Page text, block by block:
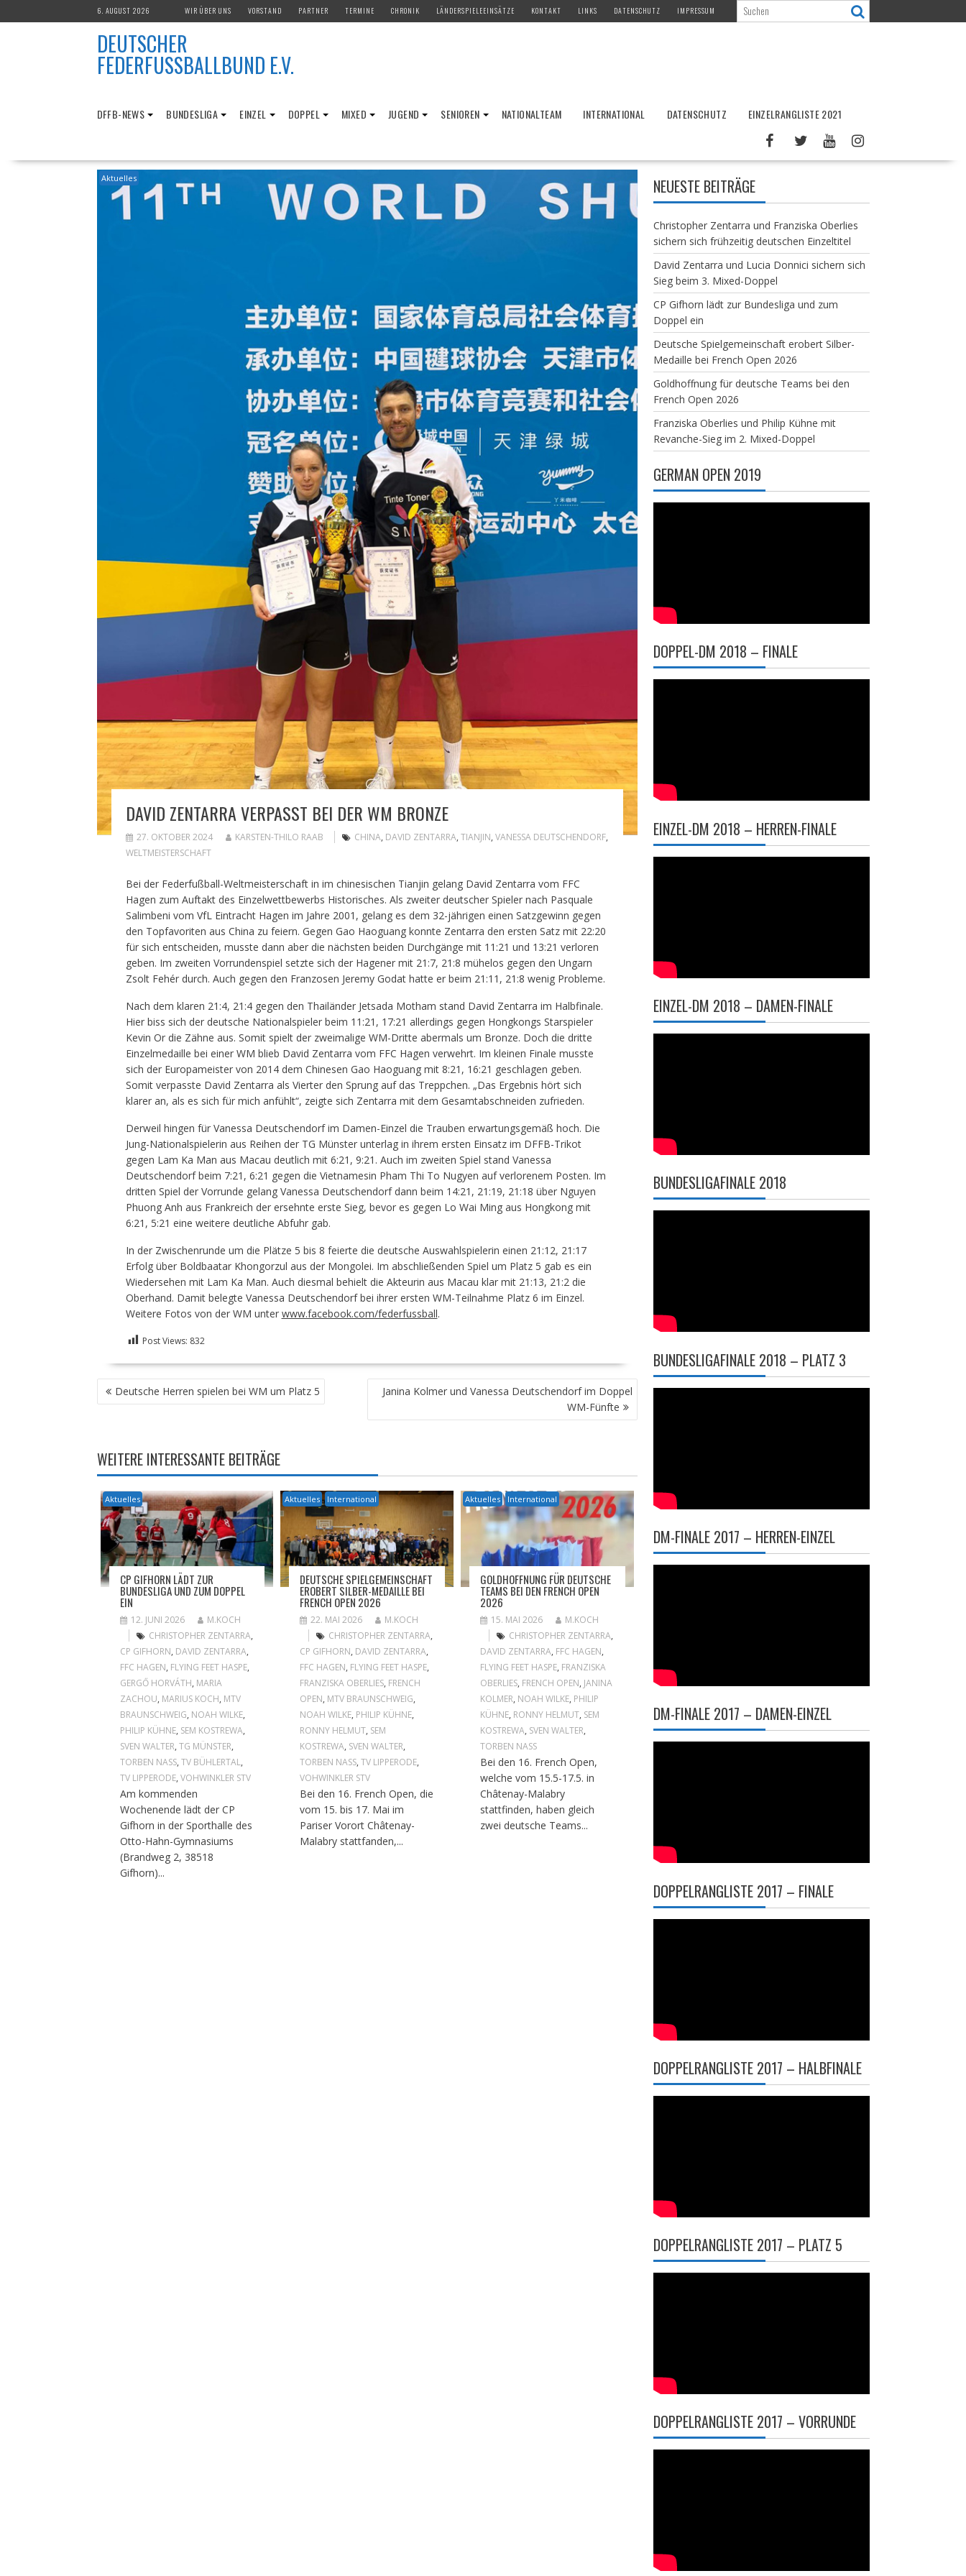
to
6. AUGUST 2026 WIR ÜBER UNS VORSTAND PARTNER TERMINE CHRONIK LÄNDERSPIELEEINSÄTZE KONTAKT LINKS DATENSCHUTZ IMPRESSUM
DEUTSCHER
FEDERFUSSBALLBUND E.V.
DFFB-NEWS BUNDESLIGA EINZEL DOPPEL MIXED JUGEND SENIOREN NATIONALTEAM INTERNATIONAL DATENSCHUTZ EINZELRANGLISTE 2021
Aktuelles
DAVID ZENTARRA VERPASST BEI DER WM BRONZE
27. OKTOBER 2024 KARSTEN-THILO RAAB CHINA, DAVID ZENTARRA, TIANJIN, VANESSA DEUTSCHENDORF,
WELTMEISTERSCHAFT
Bei der Federfußball-Weltmeisterschaft in im chinesischen Tianjin gelang David Zentarra vom FFC
Hagen zum Auftakt des Einzelwettbewerbs Historisches. Als zweiter deutscher Spieler nach Pasquale
Salimbeni vom VfL Eintracht Hagen im Jahre 2001, gelang es dem 32-jährigen einen Satzgewinn gegen
den Topfavoriten aus China zu feiern. Gegen Gao Haoguang konnte Zentarra den ersten Satz mit 22:20
für sich entscheiden, musste dann aber die nächsten beiden Durchgänge mit 11:21 und 13:21 verloren
geben. Im zweiten Vorrundenspiel setzte sich der Hagener mit 21:7, 21:8 mühelos gegen den Ungarn
Zsolt Fehér durch. Auch gegen den Franzosen Jeremy Godat hatte er beim 21:11, 21:8 wenig Probleme.
Nach dem klaren 21:4, 21:4 gegen den Thailänder Jetsada Motham stand David Zentarra im Halbfinale.
Hier biss sich der deutsche Nationalspieler beim 11:21, 17:21 allerdings gegen Hongkongs Starspieler
Kevin Or die Zähne aus. Somit spielt der zweimalige WM-Dritte abermals um Bronze. Doch die dritte
Einzelmedaille bei einer WM blieb David Zentarra vom FFC Hagen verwehrt. Im kleinen Finale musste
sich der Europameister von 2014 dem Chinesen Gao Haoguang mit 8:21, 16:21 geschlagen geben.
Somit verpasste David Zentarra als Vierter den Sprung auf das Treppchen. „Das Ergebnis hört sich
klarer an, als es sich für mich anfühlt“, zeigte sich Zentarra mit dem Gesamtabschneiden zufrieden.
Derweil hingen für Vanessa Deutschendorf im Damen-Einzel die Trauben erwartungsgemäß hoch. Die
Jung-Nationalspielerin aus Reihen der TG Münster unterlag in ihrem ersten Einsatz im DFFB-Trikot
gegen Lam Ka Man aus Macau deutlich mit 6:21, 9:21. Auch im zweiten Spiel stand Vanessa
Deutschendorf beim 7:21, 6:21 gegen die Vietnamesin Pham Thi To Nugyen auf verlorenem Posten. Im
dritten Spiel der Vorrunde gelang Vanessa Deutschendorf dann beim 14:21, 21:19, 21:18 über Nguyen
Phuong Anh aus Frankreich der ersehnte erste Sieg, bevor es gegen Lo Wai Ming aus Hongkong mit
6:21, 5:21 eine weitere deutliche Abfuhr gab.
In der Zwischenrunde um die Plätze 5 bis 8 feierte die deutsche Auswahlspielerin einen 21:12, 21:17
Erfolg über Boldbaatar Khongorzul aus der Mongolei. Im abschließenden Spiel um Platz 5 gab es ein
Wiedersehen mit Lam Ka Man. Auch diesmal behielt die Akteurin aus Macau klar mit 21:13, 21:2 die
Oberhand. Damit belegte Vanessa Deutschendorf bei ihrer ersten WM-Teilnahme Platz 6 im Einzel.
Weitere Fotos von der WM unter www.facebook.com/federfussball.
Post Views: 832
BEITRAGSNAVIGATION
Deutsche Herren spielen bei WM um Platz 5
Janina Kolmer und Vanessa Deutschendorf im Doppel
WM-Fünfte
WEITERE INTERESSANTE BEITRÄGE
Aktuelles
CP GIFHORN LÄDT ZUR
BUNDESLIGA UND ZUM DOPPEL
EIN
12. JUNI 2026
M.KOCH
CHRISTOPHER ZENTARRA,
CP GIFHORN, DAVID ZENTARRA,
FFC HAGEN, FLYING FEET HASPE,
GERGŐ HORVÁTH, MARIA
ZACHOU, MARIUS KOCH, MTV
BRAUNSCHWEIG, NOAH WILKE,
PHILIP KÜHNE, SEM KOSTREWA,
SVEN WALTER, TG MÜNSTER,
TORBEN NASS, TV BÜHLERTAL,
TV LIPPERODE, VOHWINKLER STV
Am kommenden
Wochenende lädt der CP
Gifhorn in der Sporthalle des
Otto-Hahn-Gymnasiums
(Brandweg 2, 38518
Gifhorn)...
Aktuelles International
DEUTSCHE SPIELGEMEINSCHAFT
EROBERT SILBER-MEDAILLE BEI
FRENCH OPEN 2026
22. MAI 2026
M.KOCH
CHRISTOPHER ZENTARRA,
CP GIFHORN, DAVID ZENTARRA,
FFC HAGEN, FLYING FEET HASPE,
FRANZISKA OBERLIES, FRENCH
OPEN, MTV BRAUNSCHWEIG,
NOAH WILKE, PHILIP KÜHNE,
RONNY HELMUT, SEM
KOSTREWA, SVEN WALTER,
TORBEN NASS,TV LIPPERODE,
VOHWINKLER STV
Bei den 16. French Open, die
vom 15. bis 17. Mai im
Pariser Vorort Châtenay-
Malabry stattfanden,...
Aktuelles International
GOLDHOFFNUNG FÜR DEUTSCHE
TEAMS BEI DEN FRENCH OPEN
2026
15. MAI 2026
M.KOCH
CHRISTOPHER ZENTARRA,
DAVID ZENTARRA, FFC HAGEN,
FLYING FEET HASPE, FRANZISKA
OBERLIES, FRENCH OPEN, JANINA
KOLMER, NOAH WILKE, PHILIP
KÜHNE, RONNY HELMUT, SEM
KOSTREWA, SVEN WALTER,
TORBEN NASS
Bei den 16. French Open,
welche vom 15.5-17.5. in
Châtenay-Malabry
stattfinden, haben gleich
zwei deutsche Teams...
NEUESTE BEITRÄGE
Christopher Zentarra und Franziska Oberlies
sichern sich frühzeitig deutschen Einzeltitel
David Zentarra und Lucia Donnici sichern sich
Sieg beim 3. Mixed-Doppel
CP Gifhorn lädt zur Bundesliga und zum
Doppel ein
Deutsche Spielgemeinschaft erobert Silber-
Medaille bei French Open 2026
Goldhoffnung für deutsche Teams bei den
French Open 2026
Franziska Oberlies und Philip Kühne mit
Revanche-Sieg im 2. Mixed-Doppel
GERMAN OPEN 2019
DOPPEL-DM 2018 – FINALE
EINZEL-DM 2018 – HERREN-FINALE
EINZEL-DM 2018 – DAMEN-FINALE
BUNDESLIGAFINALE 2018
BUNDESLIGAFINALE 2018 – PLATZ 3
DM-FINALE 2017 – HERREN-EINZEL
DM-FINALE 2017 – DAMEN-EINZEL
DOPPELRANGLISTE 2017 – FINALE
DOPPELRANGLISTE 2017 – HALBFINALE
DOPPELRANGLISTE 2017 – PLATZ 5
DOPPELRANGLISTE 2017 – VORRUNDE